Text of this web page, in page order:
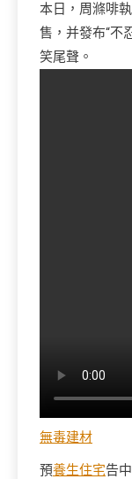
本日，周滌啡
售，并發布“不
笑尾聲。
無毒建材
預養生住宅告